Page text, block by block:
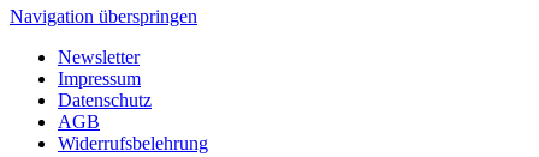
Navigation überspringen
Newsletter
Impressum
Datenschutz
AGB
Widerrufsbelehrung